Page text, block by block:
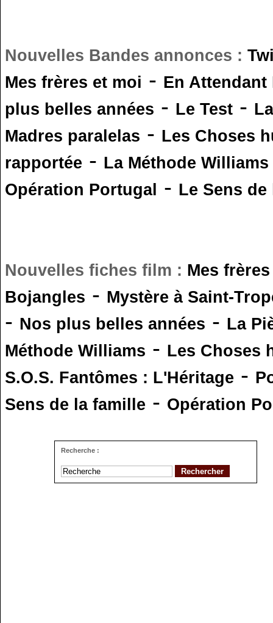
Nouvelles Bandes annonces :
Mes frères et moi - En
plus belles années - Le Test -
Madres paralelas - Les Choses
rapportée - La Méthode Williams
Opération Portugal - Le Sens
Nouvelles fiches film : Mes
Bojangles - Mystère à Saint-
- Nos plus belles années - La
Méthode Williams - Les Choses
S.O.S. Fantômes : L'Héritage -
Sens de la famille - Opération
Recherche :